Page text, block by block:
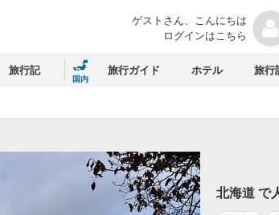
ゲストさん、 こんにちは
ログインはこちら
旅行記
国内
旅行ガイド ホテル 旅行
北海道 で